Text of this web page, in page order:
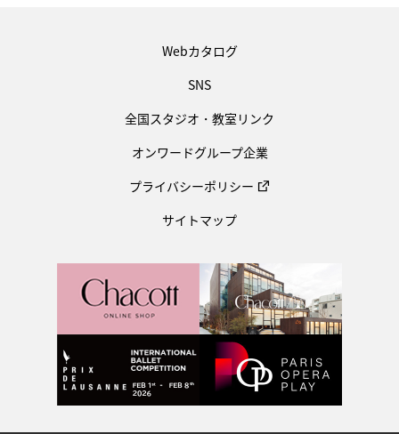
Webカタログ
SNS
全国スタジオ・教室リンク
オンワードグループ企業
プライバシーポリシー
サイトマップ